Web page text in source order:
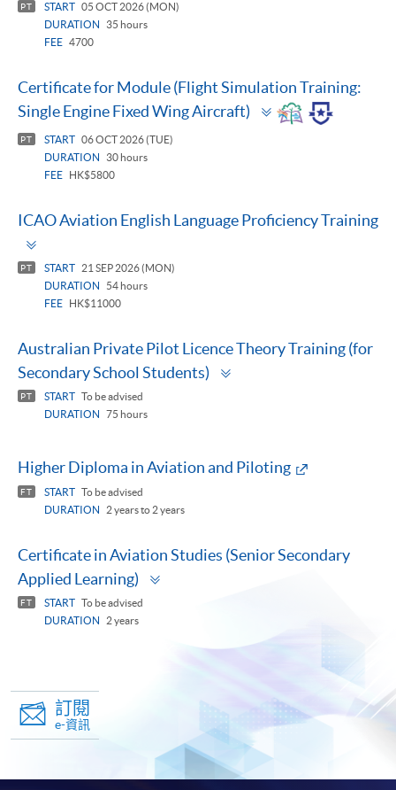
PT START 05 OCT 2026 (MON)
DURATION
35 hours
FEE 4700
Certificate for Module (Flight Simulation Training:
Single Engine Fixed Wing Aircraft)
Toggle
panel
PT START 06 OCT 2026 (TUE)
DURATION
30 hours
FEE
HK$5800
ICAO Aviation English Language Proficiency Training
PT START
21 SEP 2026 (MON)
DURATION
54 hours
FEE
HK$11000
Australian Private Pilot Licence Theory Training (for
Secondary School Students)
PT START To be advised
DURATION
75 hours
Higher Diploma in Aviation and Piloting
FT START To be advised
DURATION
2 years to 2 years
Certificate in Aviation Studies (Senior Secondary
Applied Learning)
FT START To be advised
DURATION
2 years
訂閱
e-資訊